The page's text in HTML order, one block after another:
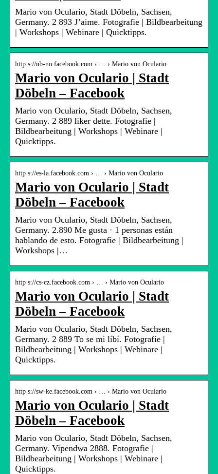
Mario von Oculario, Stadt Döbeln, Sachsen,
Germany. 2 893 J’aime. Fotografie | Bildbearbeitung
| Workshops | Webinare | Quicktipps.
http s://nb-no.facebook.com › … › Mario von Oculario
Mario von Oculario | Stadt
Döbeln – Facebook
Mario von Oculario, Stadt Döbeln, Sachsen,
Germany. 2 889 liker dette. Fotografie |
Bildbearbeitung | Workshops | Webinare |
Quicktipps.
http s://es-la.facebook.com › … › Mario von Oculario
Mario von Oculario | Stadt
Döbeln – Facebook
Mario von Oculario, Stadt Döbeln, Sachsen,
Germany. 2.890 Me gusta · 1 personas están
hablando de esto. Fotografie | Bildbearbeitung |
Workshops |…
http s://cs-cz.facebook.com › … › Mario von Oculario
Mario von Oculario | Stadt
Döbeln – Facebook
Mario von Oculario, Stadt Döbeln, Sachsen,
Germany. 2 889 To se mi líbí. Fotografie |
Bildbearbeitung | Workshops | Webinare |
Quicktipps.
http s://sw-ke.facebook.com › … › Mario von Oculario
Mario von Oculario | Stadt
Döbeln – Facebook
Mario von Oculario, Stadt Döbeln, Sachsen,
Germany. Vipendwa 2888. Fotografie |
Bildbearbeitung | Workshops | Webinare |
Quicktipps.